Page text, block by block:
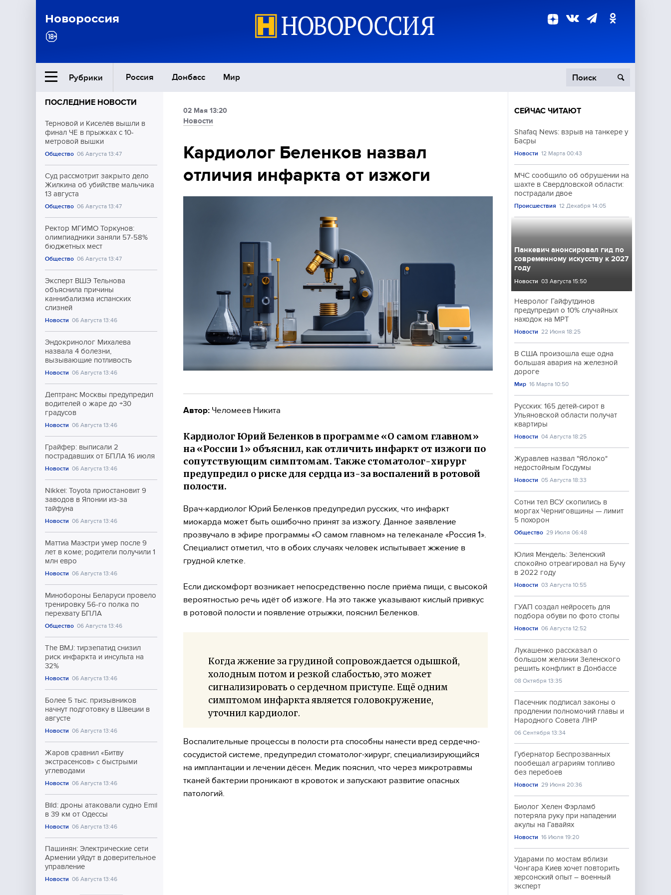
Новороссия
Рубрики Россия Донбасс Мир
Ближний Восток
Общество
Экономика
Происшествия
Культура
Спорт
ПОСЛЕДНИЕ НОВОСТИ
Терновой и Киселёв вышли в
финал ЧЕ в прыжках с 10-
метровой вышки
Общество 06 Августа 13:47
Суд рассмотрит закрыто дело
Жилкина об убийстве мальчика
13 августа
Общество 06 Августа 13:47
Ректор МГИМО Торкунов:
олимпиадники заняли 57-58%
бюджетных мест
Общество 06 Августа 13:47
Эксперт ВШЭ Тельнова
объяснила причины
каннибализма испанских
слизней
Новости 06 Августа 13:46
Эндокринолог Михалева
назвала 4 болезни,
вызывающие потливость
Новости 06 Августа 13:46
Дептранс Москвы предупредил
водителей о жаре до +30
градусов
Новости 06 Августа 13:46
Грайфер: выписали 2
пострадавших от БПЛА 16 июля
Новости 06 Августа 13:46
Nikkei: Toyota приостановит 9
заводов в Японии из-за
тайфуна
Новости 06 Августа 13:46
Маттиа Маэстри умер после 9
лет в коме; родители получили 1
млн евро
Новости 06 Августа 13:46
Минобороны Беларуси провело
тренировку 56-го полка по
перехвату БПЛА
Общество 06 Августа 13:46
The BMJ: тирзепатид снизил
риск инфаркта и инсульта на
32%
Новости 06 Августа 13:46
Более 5 тыс. призывников
начнут подготовку в Швеции в
августе
Новости 06 Августа 13:46
Жаров сравнил «Битву
экстрасенсов» с быстрыми
углеводами
Новости 06 Августа 13:46
Bild: дроны атаковали судно Emil
в 39 км от Одессы
Новости 06 Августа 13:46
Пашинян: Электрические сети
Армении уйдут в доверительное
управление
Новости 06 Августа 13:46
02 Мая 13:20
Новости
Кардиолог Беленков назвал
отличия инфаркта от изжоги
Автор: Челомеев Никита
Кардиолог Юрий Беленков в программе «О самом главном»
на «России 1» объяснил, как отличить инфаркт от изжоги по
сопутствующим симптомам. Также стоматолог-хирург
предупредил о риске для сердца из-за воспалений в ротовой
полости.
Врач-кардиолог Юрий Беленков предупредил русских, что инфаркт
миокарда может быть ошибочно принят за изжогу. Данное заявление
прозвучало в эфире программы «О самом главном» на телеканале «Россия 1».
Специалист отметил, что в обоих случаях человек испытывает жжение в
грудной клетке.
Если дискомфорт возникает непосредственно после приёма пищи, с высокой
вероятностью речь идёт об изжоге. На это также указывают кислый привкус
в ротовой полости и появление отрыжки, пояснил Беленков.
Когда жжение за грудиной сопровождается одышкой,
холодным потом и резкой слабостью, это может
сигнализировать о сердечном приступе. Ещё одним
симптомом инфаркта является головокружение,
уточнил кардиолог.
Воспалительные процессы в полости рта способны нанести вред сердечно-
сосудистой системе, предупредил стоматолог-хирург, специализирующийся
на имплантации и лечении дёсен. Медик пояснил, что через микротравмы
тканей бактерии проникают в кровоток и запускают развитие опасных
патологий.
СЕЙЧАС ЧИТАЮТ
Shafaq News: взрыв на танкере у
Басры
Новости 12 Марта 00:43
МЧС сообщило об обрушении на
шахте в Свердловской области:
пострадали двое
Происшествия 12 Декабря 14:05
Панкевич анонсировал гид по
современному искусству к 2027
году
Новости 03 Августа 15:50
Невролог Гайфутдинов
предупредил о 10% случайных
находок на МРТ
Новости 22 Июня 18:25
В США произошла еще одна
большая авария на железной
дороге
Мир 16 Марта 10:50
Русских: 165 детей-сирот в
Ульяновской области получат
квартиры
Новости 04 Августа 18:25
Журавлев назвал "Яблоко"
недостойным Госдумы
Новости 05 Августа 18:33
Сотни тел ВСУ скопились в
моргах Черниговщины — лимит
5 похорон
Общество 29 Июля 06:48
Юлия Мендель: Зеленский
спокойно отреагировал на Бучу
в 2022 году
Новости 03 Августа 10:55
ГУАП создал нейросеть для
подбора обуви по фото стопы
Новости 06 Августа 12:52
Лукашенко рассказал о
большом желании Зеленского
решить конфликт в Донбассе
08 Октября 13:35
Пасечник подписал законы о
продлении полномочий главы и
Народного Совета ЛНР
06 Сентября 13:34
Губернатор Беспрозванных
пообещал аграриям топливо
без перебоев
Новости 29 Июня 20:36
Биолог Хелен Фэрламб
потеряла руку при нападении
акулы на Гавайях
Новости 16 Июля 19:20
Ударами по мостам вблизи
Чонгара Киев хочет повторить
херсонский опыт – военный
эксперт